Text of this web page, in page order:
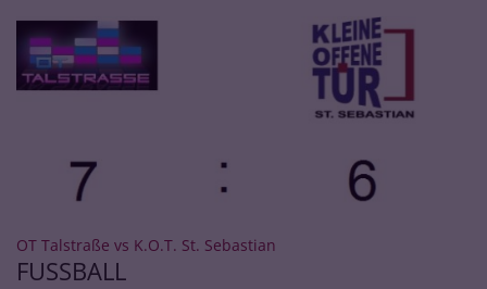
OT Talstraße vs K.O.T. St. Sebastian
FUSSBALL